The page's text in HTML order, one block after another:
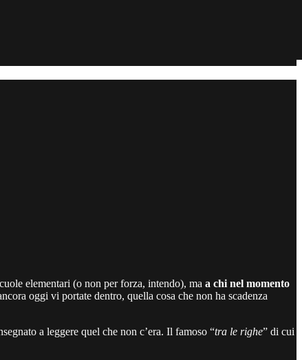
elementari (o non per forza, intendo), ma a chi nel momento
oggi vi portate dentro, quella cosa che non ha scadenza
a leggere quel che non c’era. Il famoso “tra le righe” di cui